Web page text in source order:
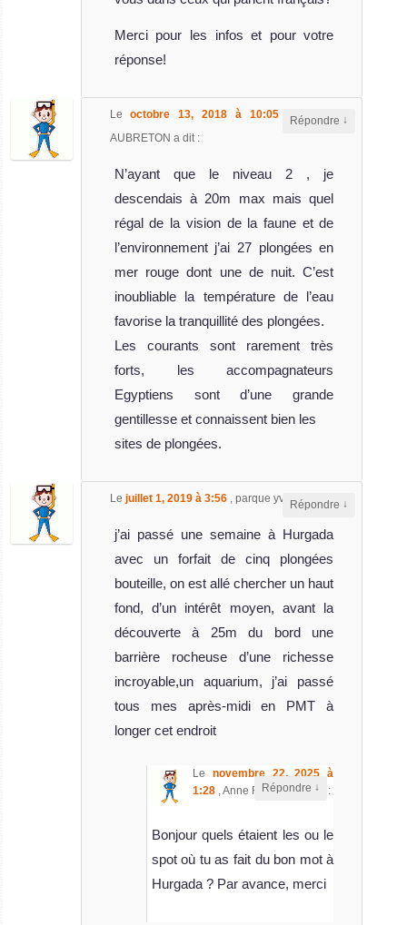
Asmaa
Bateau de
Croisière
Plongée
MY Excellence
MY Excellence Avis sur le Bateau de Croisière Plongée
MV Seawolf Dominator
Le Seawolf Dominator est un bateau de cr
MV Blue
croisièr
Merci pour les infos et pour votre
réponse!
Leoctobre 13, 2018 à 10:05 , Claude
AUBRETON a dit :
N’ayant que le niveau 2 , je
descendais à 20m max mais quel
régal de la vision de la faune et de
l’environnement j’ai 27 plongées en
mer rouge dont une de nuit. C’est
inoubliable la température de l’eau
favorise la tranquillité des plongées.
Les courants sont rarement très
forts, les accompagnateurs
Egyptiens sont d’une grande
gentillesse et connaissent bien les
sites de plongées.
Répondre ↓
Le juillet 1, 2019 à 3:56 , parque yvon a dit :
j’ai passé une semaine à Hurgada
avec un forfait de cinq plongées
bouteille, on est allé chercher un haut
fond, d’un intérêt moyen, avant la
découverte à 25m du bord une
barrière rocheuse d’une richesse
incroyable,un aquarium, j’ai passé
tous mes après-midi en PMT à
longer cet endroit
Répondre ↓
Le novembre 22, 2025 à
1:28 ,Anne RAINAUD a dit :
Bonjour quels étaient les ou le
spot où tu as fait du bon mot à
Hurgada ? Par avance, merci
Répondre ↓